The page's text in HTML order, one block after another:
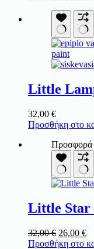
Little
32,00 €
Προσθήκη στο
Προσφορά
Little Star
32,00€ Original
price
26,00 €Η
Προσθήκη στο